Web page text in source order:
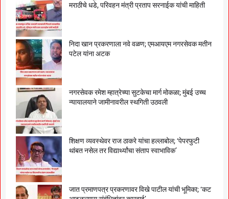
मराठीचे धडे, परिवहन मंत्री प्रताप सरनाईक यांची माहिती
निदा खान प्रकरणाला नवे वळण; एमआयएम नगरसेवक मतीन
पटेल यांना अटक
नगरसेवक रमेश म्हात्रेच्या सुटकेचा मार्ग मोकळा; मुंबई उच्च
न्यायालयाने जामीनावरील स्थगिती उठवली
शिक्षण व्यवस्थेवर राज ठाकरे यांचा हल्लाबोल; ‘पेपरफुटी
थांबत नसेल तर विद्यार्थ्यांचा संताप स्वाभाविक’
जात प्रमाणपत्र प्रकरणावर विखे पाटील यांची भूमिका; ‘कट